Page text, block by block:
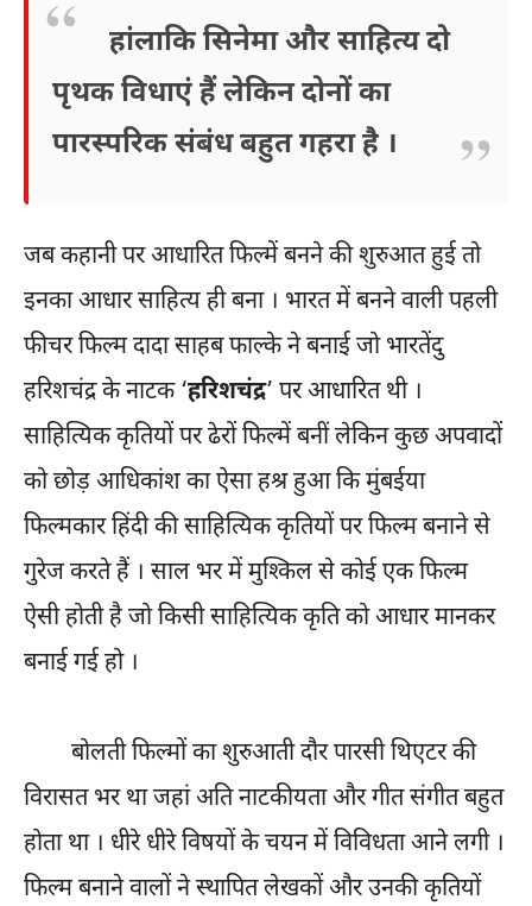
हांलाकि सिनेमा और साहित्य दो
पृथक विधाएं हैं लेकिन दोनों का
पारस्परिक संबंध बहुत गहरा है ।
जब कहानी पर आधारित फिल्में बनने की शुरुआत हुई तो
इनका आधार साहित्य ही बना । भारत में बनने वाली पहली
फीचर फिल्म दादा साहब फाल्के ने बनाई जो भारतेंदु
हरिशचंद्र के नाटक ‘हरिशचंद्र’ पर आधारित थी ।
साहित्यिक कृतियों पर ढेरों फिल्में बनीं लेकिन कुछ अपवादों
को छोड़ आधिकांश का ऐसा हश्र हुआ कि मुंबईया
फिल्मकार हिंदी की साहित्यिक कृतियों पर फिल्म बनाने से
गुरेज करते हैं । साल भर में मुश्किल से कोई एक फिल्म
ऐसी होती है जो किसी साहित्यिक कृति को आधार मानकर
बनाई गई हो ।
बोलती फिल्मों का शुरुआती दौर पारसी थिएटर की
विरासत भर था जहां अति नाटकीयता और गीत संगीत बहुत
होता था । धीरे धीरे विषयों के चयन में विविधता आने लगी ।
फिल्म बनाने वालों ने स्थापित लेखकों और उनकी कृतियों